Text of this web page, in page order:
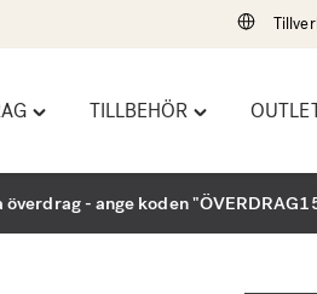
Toggle
menu
TILLBEHÖRToggle
menu
- ange koden